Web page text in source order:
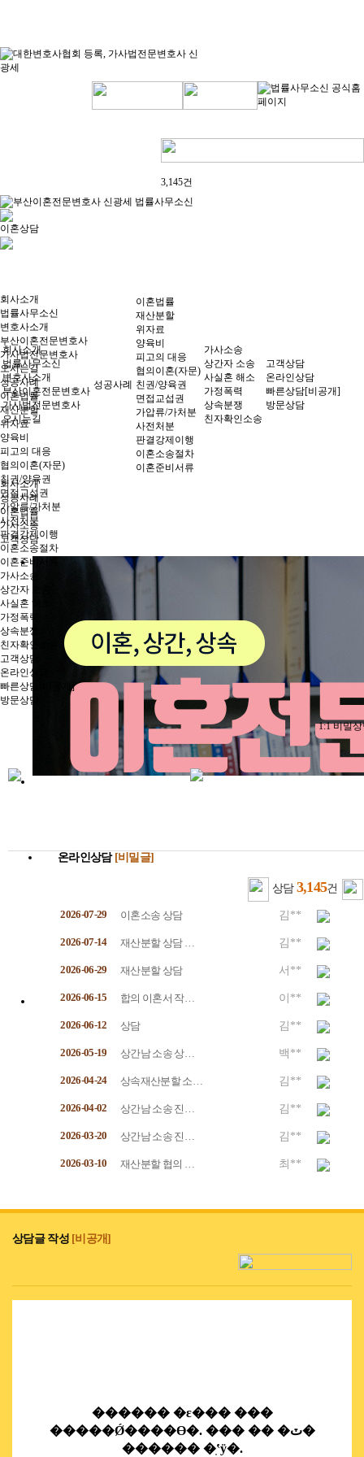
3,145건
이혼상담
회사소개
법률사무소신
변호사소개
부산이혼전문변호사
가사법전문변호사
오시는길
성공사례
이혼법률
재산분할
위자료
양육비
피고의 대응
협의이혼(자문)
친권/양육권
면접교섭권
가압류/가처분
사전처분
판결강제이행
이혼소송절차
이혼준비서류
가사소송
상간자 소송
사실혼 해소
가정폭력
상속분쟁
친자확인소송
고객상담
온라인상담
빠른상담[비공개]
방문상담
1:1 비밀
회사소개
법률사무소신
변호사소개
부산이혼전문변호사
가사법전문변호사
오시는길
성공사례
이혼법률
재산분할
위자료
양육비
피고의 대응
협의이혼(자문)
친권/양육권
면접교섭권
가압류/가처분
사전처분
판결강제이행
이혼소송절차
이혼준비서류
가사소송
상간자 소송
사실혼 해소
가정폭력
상속분쟁
친자확인소송
고객상담
온라인상담
빠른상담[비공개]
방문상담
회사소개
성공사례
이혼법률
가사소송
고객상담
온라인상담 [비밀글]
상담 3,145건
2026-07-29 이혼소송 상담 김**
2026-07-14 재산분할 상담 … 김**
2026-06-29 재산분할 상담 서**
2026-06-15 합의 이혼서 작… 이**
2026-06-12 상담 김**
2026-05-19 상간남 소송 상… 백**
2026-04-24 상속재산분할 소… 김**
2026-04-02 상간남 소송 진… 김**
2026-03-20 상간남 소송 진… 김**
2026-03-10 재산분할 협의 … 최**
상담글 작성 [비공개]